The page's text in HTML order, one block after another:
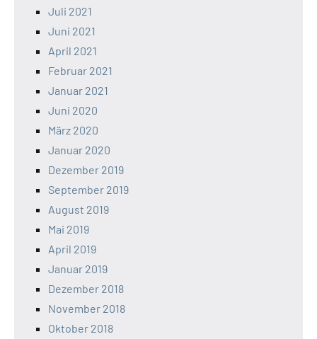
Juli 2021
Juni 2021
April 2021
Februar 2021
Januar 2021
Juni 2020
März 2020
Januar 2020
Dezember 2019
September 2019
August 2019
Mai 2019
April 2019
Januar 2019
Dezember 2018
November 2018
Oktober 2018